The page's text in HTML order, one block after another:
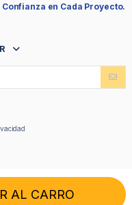
AL CARRO
Confianza en Cada Proyecto.